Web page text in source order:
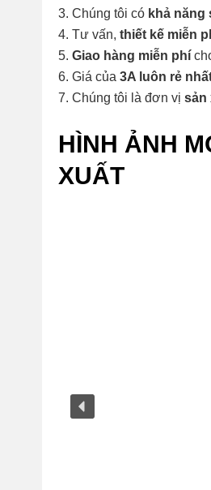
Chúng tôi có khả năng
Tư vấn, thiết kế miễn
Giao hàng miễn phí
Giá của 3A luôn rẻ
Chúng tôi là đơn vị sản
HÌNH ẢNH
XUẤT